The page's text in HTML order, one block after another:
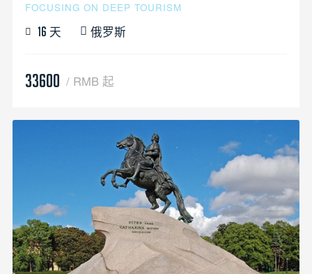
FOCUSING ON DEEP TOURISM
16 天 俄罗斯
33600 / RMB 起